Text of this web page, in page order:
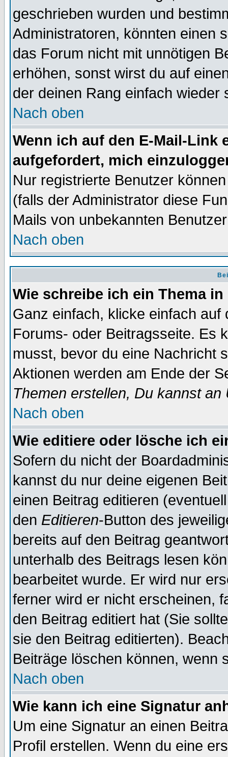
geschrieben wurden und
Administratoren, könnten einen
das Forum nicht mit unnötigen
erhöhen, sonst wirst du auf
der deinen Rang einfach wieder
Nach oben
Wenn ich auf den E-Mail-Link
aufgefordert, mich
Nur registrierte Benutzer
(falls der Administrator diese
Mails von unbekannten
Nach oben
Wie schreibe ich ein Thema
Ganz einfach, klicke einfach
Forums- oder Beitragsseite. Es
musst, bevor du eine Nachricht
Aktionen werden am Ende der
Themen erstellen, Du kannst
Nach oben
Wie editiere oder lösche ich
Sofern du nicht der
kannst du nur deine eigenen
einen Beitrag editieren
den Editieren-Button des
bereits auf den Beitrag
unterhalb des Beitrags lesen
bearbeitet wurde. Er wird nur
ferner wird er nicht erscheinen,
den Beitrag editiert hat (Sie
sie den Beitrag editierten).
Beiträge löschen können, wenn
Nach oben
Wie kann ich eine Signatur
Um eine Signatur an einen
Profil erstellen. Wenn du eine